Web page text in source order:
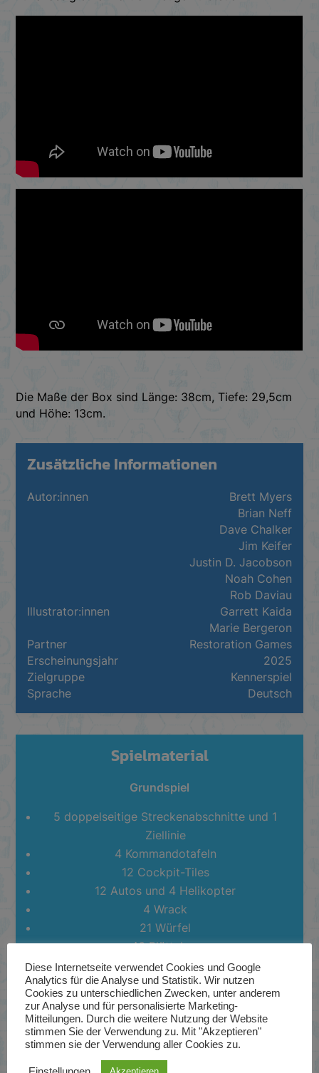
Die Maße der Box sind Länge: 38cm, Tiefe: 29,5cm
und Höhe: 13cm.
Zusätzliche Informationen
Autor:innen
Brett Myers
Brian Neff
Dave Chalker
Jim Keifer
Justin D. Jacobson
Noah Cohen
Rob Daviau
Illustrator:innen
Garrett Kaida
Marie Bergeron
Partner
Restoration Games
Erscheinungsjahr
2025
Zielgruppe
Kennerspiel
Sprache
Deutsch
Spielmaterial
Grundspiel
5 doppelseitige Streckenabschnitte und 1
Ziellinie
4 Kommandotafeln
12 Cockpit-Tiles
12 Autos und 4 Helikopter
4 Wrack
21 Würfel
46 Plättchen
Fetter Truck und die Wilden 5
1 Fetter Truck und 5 Motorräder
2 Helikopter
10 Würfel
8 Tafeln
Diese Internetseite verwendet Cookies und Google
Analytics für die Analyse und Statistik. Wir nutzen
Cookies zu unterschiedlichen Zwecken, unter anderem
zur Analyse und für personalisierte Marketing-
Mitteilungen. Durch die weitere Nutzung der Website
stimmen Sie der Verwendung zu. Mit "Akzeptieren"
stimmen sie der Verwendung aller Cookies zu.